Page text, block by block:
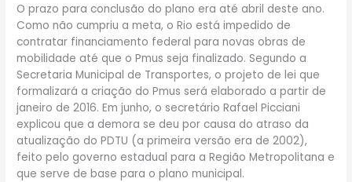
O prazo para conclusão do plano era até abril deste ano.
Como não cumpriu a meta, o Rio está impedido de
contratar financiamento federal para novas obras de
mobilidade até que o Pmus seja finalizado. Segundo a
Secretaria Municipal de Transportes, o projeto de lei que
formalizará a criação do Pmus será elaborado a partir de
janeiro de 2016. Em junho, o secretário Rafael Picciani
explicou que a demora se deu por causa do atraso da
atualização do PDTU (a primeira versão era de 2002),
feito pelo governo estadual para a Região Metropolitana e
que serve de base para o plano municipal.